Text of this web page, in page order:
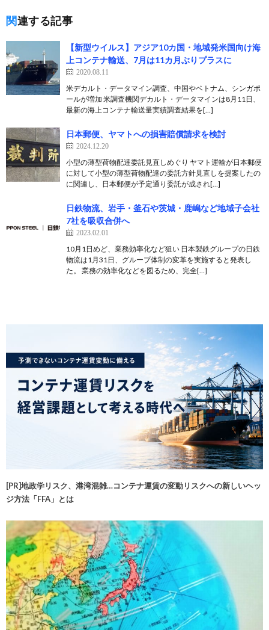
関連する記事
【新型ウイルス】アジア10カ国・地域発米国向け海
上コンテナ輸送、7月は11カ月ぶりプラスに
2020.08.11
米デカルト・データマイン調査、中国やベトナム、シンガポ
ールが増加 米調査機関デカルト・データマインは8月11日、
最新の海上コンテナ輸送量実績調査結果を[…]
日本郵便、ヤマトへの損害賠償請求を検討
2024.12.20
小型の薄型荷物配達委託見直しめぐり ヤマト運輸が日本郵便
に対して小型の薄型荷物配達の委託方針見直しを提案したの
に関連し、日本郵便が予定通り委託が成され[…]
日鉄物流、岩手・釜石や茨城・鹿嶋など地域子会社
7社を吸収合併へ
2023.02.01
10月1日めど、業務効率化など狙い 日本製鉄グループの日鉄
物流は1月31日、グループ体制の変革を実施すると発表し
た。 業務の効率化などを図るため、完全[…]
[PR]地政学リスク、港湾混雑…コンテナ運賃の変動リスクへの新しいヘッ
ジ方法「FFA」とは